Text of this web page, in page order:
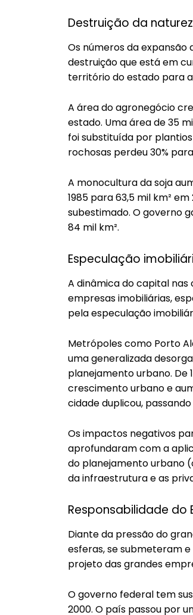
Destruição da
Os números da expansão
destruição que está em
território do estado para
A área do agronegócio
estado. Uma área de 35
foi substituída por
rochosas perdeu 30%
A monocultura da soja
1985 para 63,5 mil km²
subestimado. O governo
84 mil km².
Especulação
A dinâmica do capital nas
empresas imobiliárias,
pela especulação
Metrópoles como Porto
uma generalizada
planejamento urbano. De
crescimento urbano e
cidade duplicou,
Os impactos negativos
aprofundaram com a
do planejamento urbano
da infraestrutura e as
Responsabilidade do
Diante da pressão do
esferas, se submeteram
projeto das grandes
O governo federal tem
2000. O país passou por